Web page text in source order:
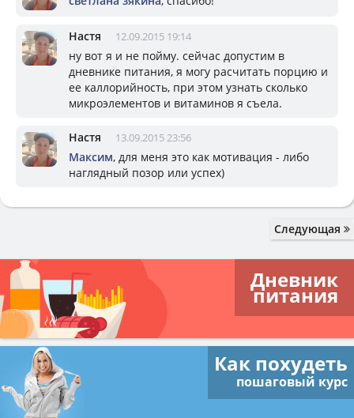
Настя 12.09.2015 19:14
ну вот я и не пойму. сейчас допустим в
дневнике питания, я могу расчитать порцию и
ее каллорийность, при этом узнать сколько
микроэлементов и витаминов я съела.
Настя 13.09.2015 23:56
Максим, для меня это как мотивация - либо
наглядный позор или успех)
Следующая
Дневник
питания
Как похудеть
пошаговый курс